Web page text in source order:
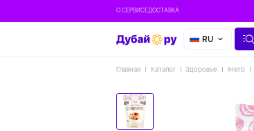
О СЕРВИСЕДОСТАВКА
RU
Главная Каталог Здоровье IHerb